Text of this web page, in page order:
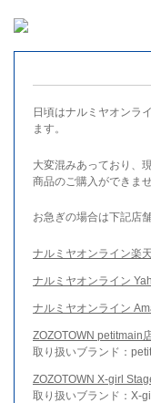
日頃はナルミヤオンラ
ます。
大変混みあっており、
商品のご購入ができませ
お急ぎの場合は下記店
ナルミヤオンライン楽
ナルミヤオンライン
ナルミヤオンライン
ZOZOTOWN petitmain
取り扱いブランド：
ZOZOTOWN X-girl
取り扱いブランド：X-